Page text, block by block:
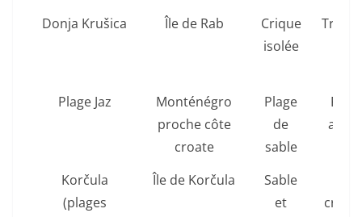
Donja Krušica
Île de Rab
Crique
isolée
Plage Jaz
Monténégro
proche côte
croate
Plage
de
sable
Korčula
(plages
Île de Korčula
Sable
et